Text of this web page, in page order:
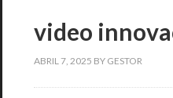
video
ABRIL 7, 2025 BY GESTOR